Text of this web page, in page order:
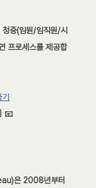
중(임원/임직원/시
프로세스를 제공합
📧
은 2008년부터